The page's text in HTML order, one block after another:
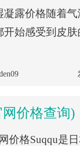
凝露价格随着
开始感受到皮
网价格查询)
价格Suqqu是